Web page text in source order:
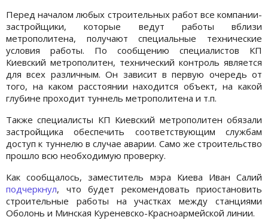
Перед началом любых строительных работ все компании-
застройщики, которые ведут работы вблизи
метрополитена, получают специальные технические
условия работы. По сообщению специалистов КП
Киевский метрополитен, технический контроль является
для всех различным. Он зависит в первую очередь от
того, на каком расстоянии находится объект, на какой
глубине проходит туннель метрополитена и т.п.
Также специалисты КП Киевский метрополитен обязали
застройщика обеспечить соответствующим службам
доступ к туннелю в случае аварии. Само же строительство
прошло всю необходимую проверку.
Как сообщалось, заместитель мэра Киева Иван Салий
подчеркнул, что будет рекомендовать приостановить
строительные работы на участках между станциями
Оболонь и Минская Куреневско-Красноармейской линии.